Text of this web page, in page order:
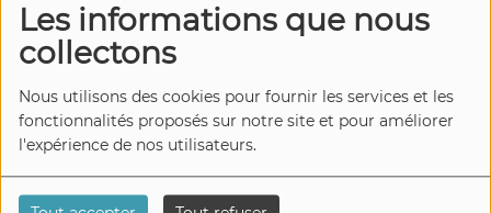
Les informations que nous
collectons
Nous utilisons des cookies pour fournir les services et les
fonctionnalités proposés sur notre site et pour améliorer
l'expérience de nos utilisateurs.